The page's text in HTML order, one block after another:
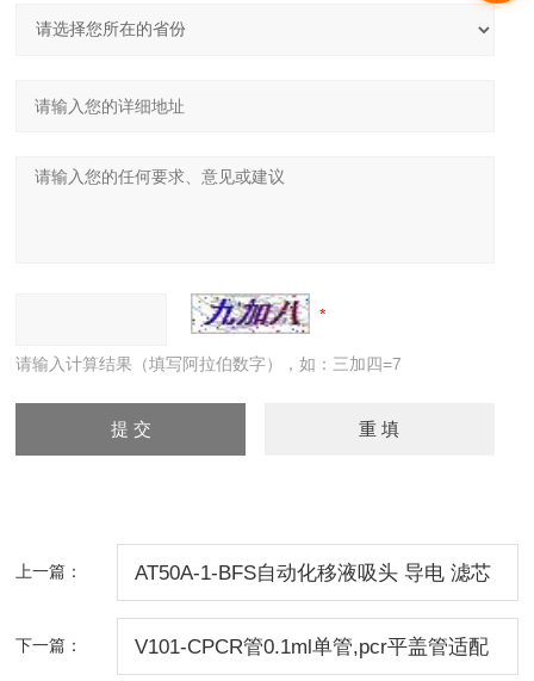
请输入计算结果（填写阿拉伯数字），如：三加四=7
上一篇： AT50A-1-BFS自动化移液吸头 导电 滤芯
下一篇： V101-CPCR管0.1ml单管,pcr平盖管适配